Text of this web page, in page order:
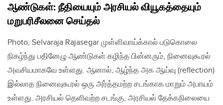
ஆண்டுகள்: நீதியையும் அரசியல் வியூகத்தையும்
மறுபரிசீலனை செய்தல்
Photo, Selvaraja Rajasegar முள்ளிவாய்க்கால் படுகொலை
நிகழ்ந்து பதினேழு ஆண்டுகள் கழிந்த பின்னரும், நினைவுகூரல்
அவசியமாகவே உள்ளது. ஆனால், ஆழ்ந்த அக ஆய்வு (reflection)
இல்லாத நினைவுகூரல் ஒரு அர்த்தமற்ற சடங்காக மாறும் அபாயம்
உள்ளது. அரசியல் தெளிவற்ற சடங்கு, அரசியல் தேக்கநிலையை